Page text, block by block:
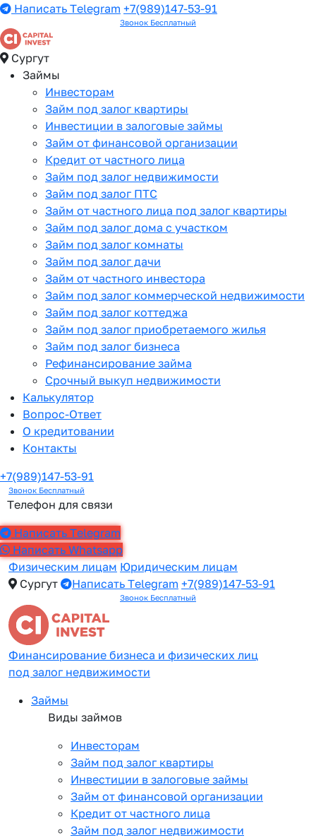
Написать Telegram +7(989)147-53-91
Звонок Бесплатный
Сургут
Займы
Инвесторам
Займ под залог квартиры
Инвестиции в залоговые займы
Займ от финансовой организации
Кредит от частного лица
Займ под залог недвижимости
Займ под залог ПТС
Займ от частного лица под залог квартиры
Займ под залог дома с участком
Займ под залог комнаты
Займ под залог дачи
Займ от частного инвестора
Займ под залог коммерческой недвижимости
Займ под залог коттеджа
Займ под залог приобретаемого жилья
Займ под залог бизнеса
Рефинансирование займа
Срочный выкуп недвижимости
Калькулятор
Вопрос-Ответ
О кредитовании
Контакты
+7(989)147-53-91
Звонок Бесплатный
Телефон для связи
Написать Telegram
Написать Whatsapp
Физическим лицам Юридическим лицам
Сургут
Написать Telegram +7(989)147-53-91
Звонок Бесплатный
Финансирование бизнеса и физических лиц
под залог недвижимости
Займы
Виды займов
Инвесторам
Займ под залог квартиры
Инвестиции в залоговые займы
Займ от финансовой организации
Кредит от частного лица
Займ под залог недвижимости